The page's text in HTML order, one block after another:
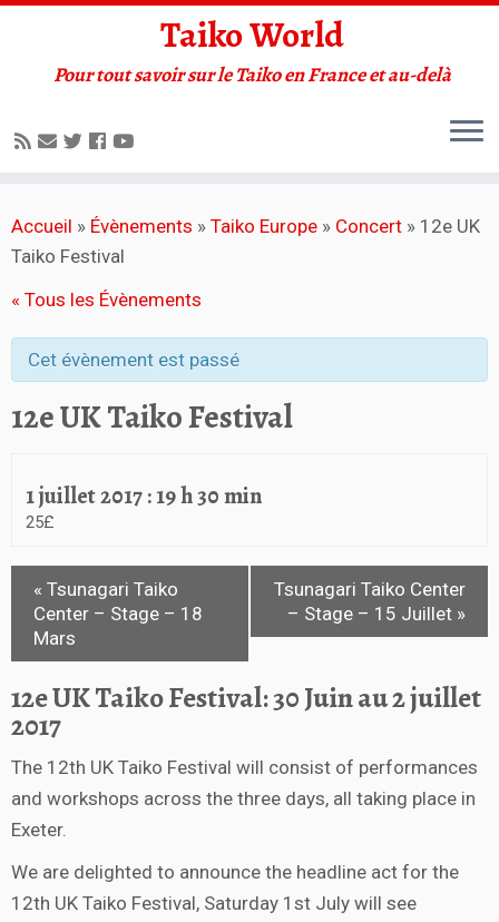
Taiko World
Pour tout savoir sur le Taiko en France et au-delà
Accueil » Évènements » Taiko Europe » Concert » 12e UK
Taiko Festival
« Tous les Évènements
Cet évènement est passé
12e UK Taiko Festival
1 juillet 2017 : 19 h 30 min
25£
« Tsunagari Taiko
Center – Stage – 18
Mars
Tsunagari Taiko Center
– Stage – 15 Juillet »
12e UK Taiko Festival: 30 Juin au 2 juillet
2017
The 12th UK Taiko Festival will consist of performances
and workshops across the three days, all taking place in
Exeter.
We are delighted to announce the headline act for the
12th UK Taiko Festival, Saturday 1st July will see